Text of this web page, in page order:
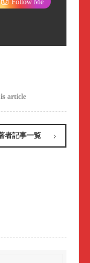
Follow Me
article
者記事一覧